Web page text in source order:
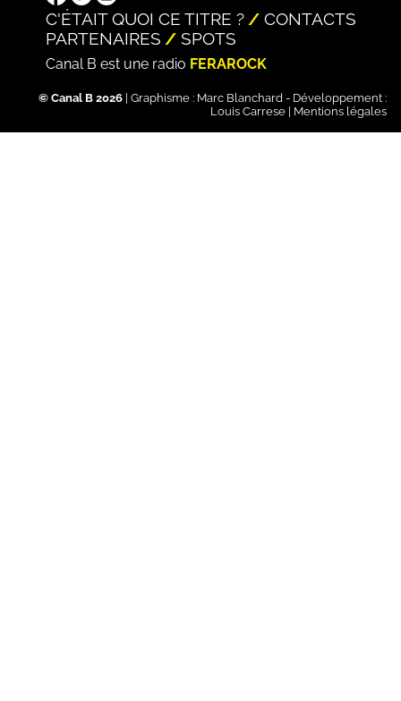
C'ÉTAIT QUOI CE TITRE ?
CONTACTS
PARTENAIRES
SPOTS
Canal B est une radio FERAROCK
© Canal B 2026 | Graphisme : Marc Blanchard - Développement :
Louis Carrese
Mentions légales